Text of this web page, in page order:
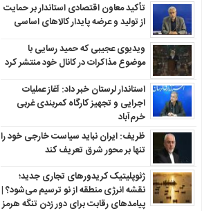
تأکید معاون اقتصادی استاندار بر حمایت
از تولید و عرضه پایدار کالاهای اساسی
ویدیوی عجیبی که حمید رسایی با
موضوع مذاکرات در کانال خود منتشر کرد
استاندار لرستان خبر داد: آغاز عملیات
اجرایی و تجهیز کارگاه کمربندی غربی
خرم‌آباد
ظریف: ایران نباید سیاست خارجی خود را
تنها بر محور شرق تعریف کند
ژئوپلیتیک کریدورهای تجاری جدید؛
نقشه انرژی منطقه‌ از نو ترسیم می‌شود؟ |
پیامدهای رقابت برای دور زدن تنگه هرمز